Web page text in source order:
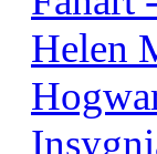
Helen